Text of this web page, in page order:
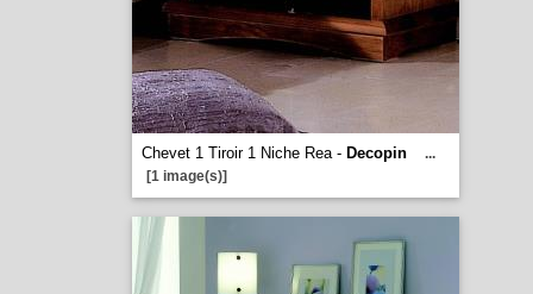
Chevet 1 Tiroir 1 Niche Rea - Decopin
...
[1 image(s)]